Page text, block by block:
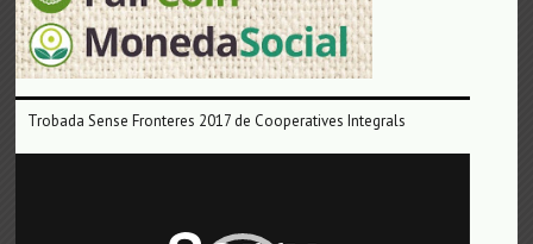
Trobada Sense Fronteres 2017 de Cooperatives Integrals